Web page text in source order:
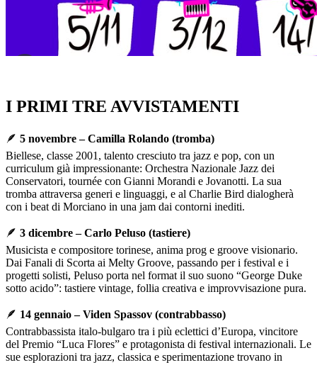
I PRIMI TRE AVVISTAMENTI
🪶 5 novembre – Camilla Rolando (tromba)
Biellese, classe 2001, talento cresciuto tra jazz e pop, con un
curriculum già impressionante: Orchestra Nazionale Jazz dei
Conservatori, tournée con Gianni Morandi e Jovanotti. La sua
tromba attraversa generi e linguaggi, e al Charlie Bird dialogherà
con i beat di Morciano in una jam dai contorni inediti.
🪶 3 dicembre – Carlo Peluso (tastiere)
Musicista e compositore torinese, anima prog e groove visionario.
Dai Fanali di Scorta ai Melty Groove, passando per i festival e i
progetti solisti, Peluso porta nel format il suo suono “George Duke
sotto acido”: tastiere vintage, follia creativa e improvvisazione pura.
🪶 14 gennaio – Viden Spassov (contrabbasso)
Contrabbassista italo-bulgaro tra i più eclettici d’Europa, vincitore
del Premio “Luca Flores” e protagonista di festival internazionali. Le
sue esplorazioni tra jazz, classica e sperimentazione trovano in